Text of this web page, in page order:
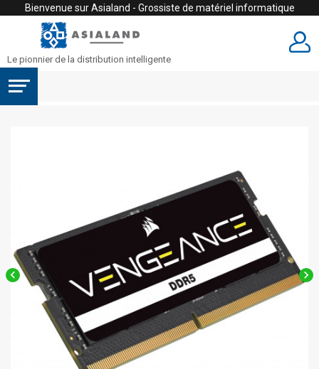
Bienvenue sur Asialand - Grossiste de matériel informatique
Le pionnier de la distribution intelligente
 